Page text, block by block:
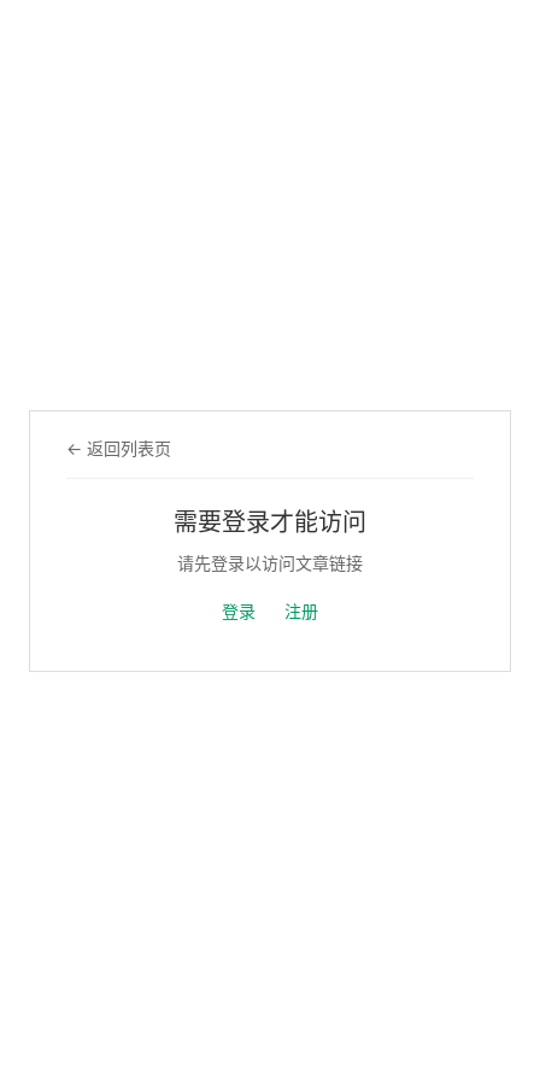
← 返回列表页
需要登录才能访问
请先登录以访问文章链接
登录 注册